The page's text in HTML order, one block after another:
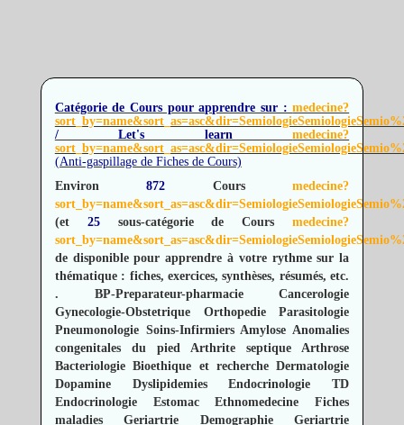
Catégorie de Cours pour apprendre sur :medecine?
/ Let's learnmedecine?
(Anti-gaspillage de Fiches de Cours)
Environ872 Coursmedecine?
(et 25sous-catégorie de Coursmedecine?
de disponible pour apprendre à votre rythme sur la
thématique : fiches, exercices, synthèses, résumés, etc.
.
BP-Preparateur-pharmacie
Cancerologie
Gynecologie-Obstetrique
Orthopedie
Parasitologie
Pneumonologie Soins-Infirmiers Amylose Anomalies
congenitales du pied
Arthrite septique
Arthrose
Bacteriologie Bioethique et recherche Dermatologie
Dopamine
DyslipidemiesEndocrinologie TD
Endocrinologie
Estomac Ethnomedecine
Fiches
maladies
Geriartrie Demographie
Geriartrie